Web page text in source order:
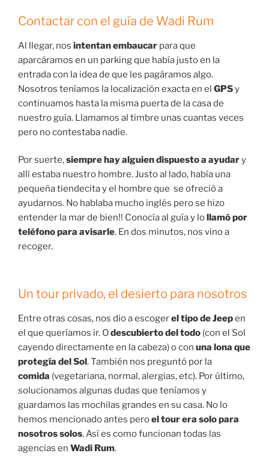
Contactar con el guía de Wadi Rum
Al llegar, nos intentan embaucar para que
aparcáramos en un parking que había justo en la
entrada con la idea de que les pagáramos algo.
Nosotros teníamos la localización exacta en el GPSy
continuamos hasta la misma puerta de la casa de
nuestro guía. Llamamos al timbre unas cuantas veces
pero no contestaba nadie.
Por suerte,siempre hay alguien dispuesto a ayudary
allí estaba nuestro hombre. Justo al lado, había una
pequeña tiendecita y el hombre que se ofreció a
ayudarnos. No hablaba mucho inglés pero se hizo
entender la mar de bien!! Conocía al guía y lo
llamó por
teléfono para avisarle. En dos minutos, nos vino a
recoger.
Un tour privado, el desierto para nosotros
Entre otras cosas, nos dio a escogerel tipo de Jeepen
el que queríamos ir. Odescubierto del todo (con el Sol
cayendo directamente en la cabeza) o con una lona que
protegía del Sol. También nos preguntó por la
comida (vegetariana, normal, alergias, etc). Por último,
solucionamos algunas dudas que teníamos y
guardamos las mochilas grandes en su casa. No lo
hemos mencionado antes peroel tour era solo para
nosotros solos. Así es como funcionan todas las
agencias en Wadi Rum.